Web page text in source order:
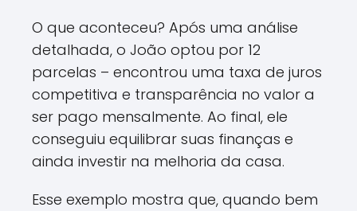
O que aconteceu? Após uma análise
detalhada, o João optou por 12
parcelas – encontrou uma taxa de juros
competitiva e transparência no valor a
ser pago mensalmente. Ao final, ele
conseguiu equilibrar suas finanças e
ainda investir na melhoria da casa.
Esse exemplo mostra que, quando bem